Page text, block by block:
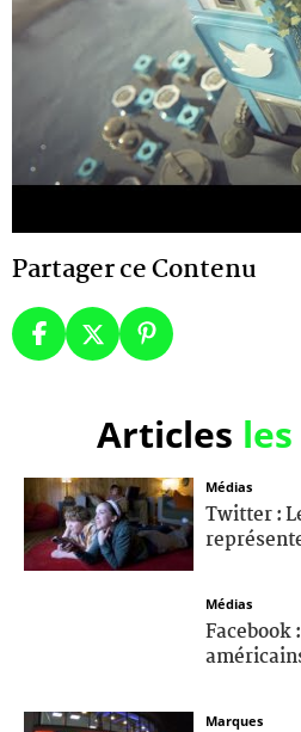
Partager ce Contenu
Articles
Médias
Twitter :
Médias
Facebook
Marques